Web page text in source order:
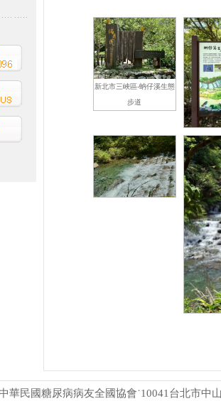
新北市三峽區-蚋仔溪生態
步道
華民國糖尿病病友全國協會˙10041台北市中